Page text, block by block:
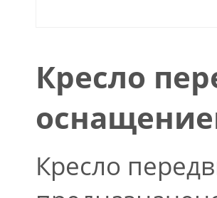
Кресло
Кресло